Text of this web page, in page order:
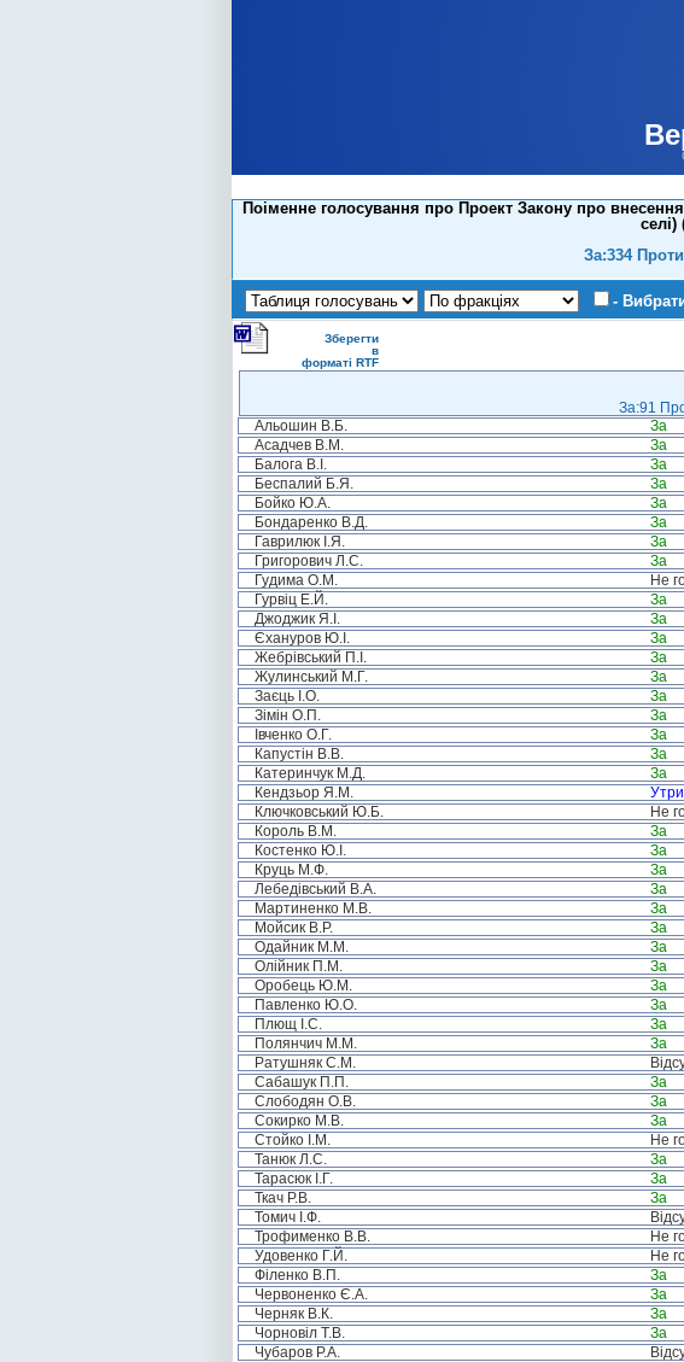
Поіменне голосування про Проект Закону про
За:334
-
Зберегти
в
форматі RTF
За:91
Альошин В.Б.
За
Асадчев В.М.
За
Балога В.І.
За
Беспалий Б.Я.
За
Бойко Ю.А.
За
Бондаренко В.Д.
За
Гаврилюк І.Я.
За
Григорович Л.С.
За
Гудима О.М.
Не
Гурвіц Е.Й.
За
Джоджик Я.І.
За
Єхануров Ю.І.
За
Жебрівський П.І.
За
Жулинський М.Г.
За
Заєць І.О.
За
Зімін О.П.
За
Івченко О.Г.
За
Капустін В.В.
За
Катеринчук М.Д.
За
Кендзьор Я.М.
Ключковський Ю.Б.
Не
Король В.М.
За
Костенко Ю.І.
За
Круць М.Ф.
За
Лебедівський В.А.
За
Мартиненко М.В.
За
Мойсик В.Р.
За
Одайник М.М.
За
Олійник П.М.
За
Оробець Ю.М.
За
Павленко Ю.О.
За
Плющ І.С.
За
Полянчич М.М.
За
Ратушняк С.М.
Сабашук П.П.
За
Слободян О.В.
За
Сокирко М.В.
За
Стойко І.М.
Не
Танюк Л.С.
За
Тарасюк І.Г.
За
Ткач Р.В.
За
Томич І.Ф.
Трофименко В.В.
Не
Удовенко Г.Й.
Не
Філенко В.П.
За
Червоненко Є.А.
За
Черняк В.К.
За
Чорновіл Т.В.
За
Чубаров Р.А.